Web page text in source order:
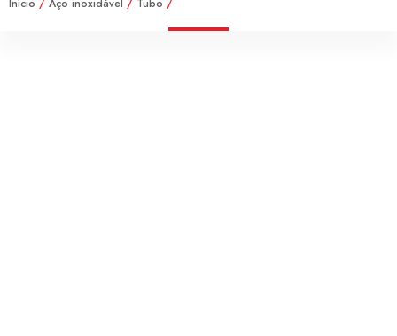
Início / Aço inoxidável / Tubo /